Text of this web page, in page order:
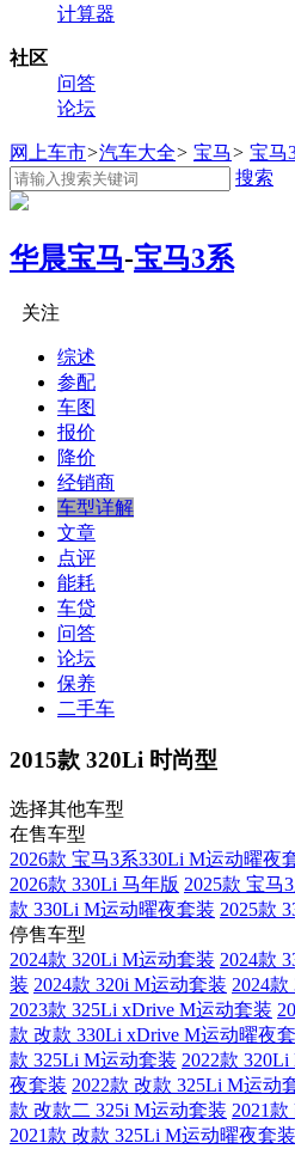
计算器
社区
问答
论坛
网上车市>汽车大全> 宝马> 宝马
搜索
华晨宝马-宝马3系
关注
综述
参配
车图
报价
降价
经销商
车型详解
文章
点评
能耗
车贷
问答
论坛
保养
二手车
2015款 320Li 时尚型
选择其他车型
在售车型
2026款 宝马3系330Li M运动曜夜
2026款 330Li 马年版 2025款 宝马
款 330Li M运动曜夜套装 2025款
停售车型
2024款 320Li M运动套装 2024款
装 2024款 320i M运动套装 2024
2023款 325Li xDrive M运动套装
款 改款 330Li xDrive M运动曜夜
款 325Li M运动套装 2022款
夜套装 2022款 改款 325Li M运动
款 改款二 325i M运动套装 2021
2021款 改款 325Li M运动曜夜套装